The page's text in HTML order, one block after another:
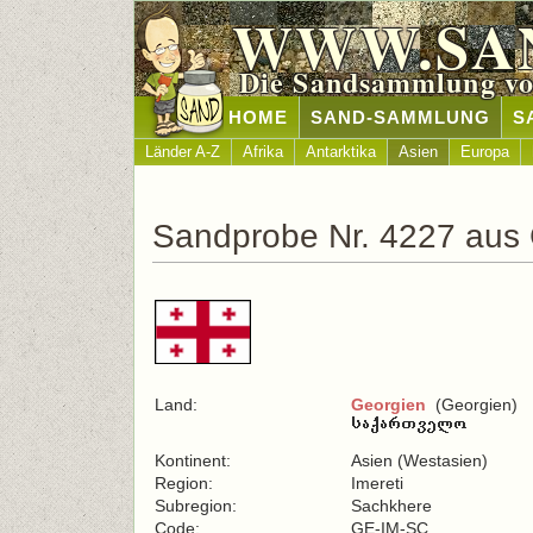
Die Sandsammlung
HOME SAND-SAMMLUNG
Länder A-Z Afrika Antarktika Asien Europa
Sandprobe Nr. 4227 aus
Land: Georgien (Georgien)
Kontinent:
Asien (Westasien)
Region:
Imereti
Subregion:
Sachkhere
Code:
GE-IM-SC